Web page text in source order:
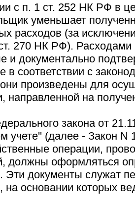
с п. 1 ст. 252 НК РФ в
уменьшает
расходов (за
270 НК РФ). Расходами
и документально
соответствии с
произведены для
направленной на
закона от
учете'' (далее - Закон
операции,
должны оформляться
Эти документы служат
основании которых